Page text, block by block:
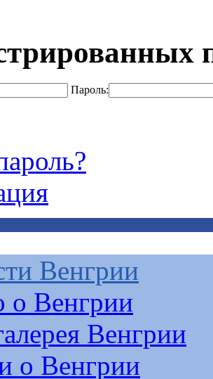
Пароль:
Венгрии
о Венгрии
Венгрии
о Венгрии